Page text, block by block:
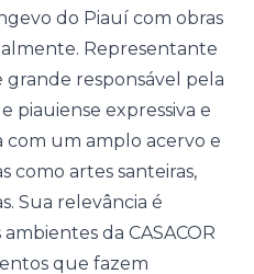
do Piauí com obras
Representante
grande responsável pela
piauiense expressiva e
com um amplo acervo e
como artes santeiras,
Sua relevância é
da CASACOR
que fazem